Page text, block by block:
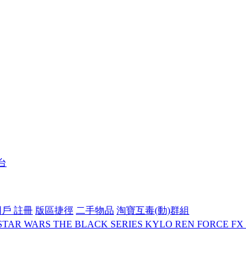
註冊 版區捷徑 二手物品 淘寶互毒(動)群組
WARS THE BLACK SERIES KYLO REN FORCE